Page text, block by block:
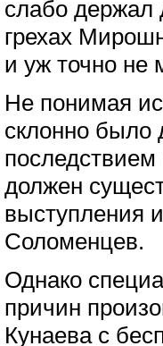
слабо держал
грехах
и уж точно не
Не понимая
склонно было
последствием
должен
выступления
Соломенцев.
Однако
причин
Кунаева с